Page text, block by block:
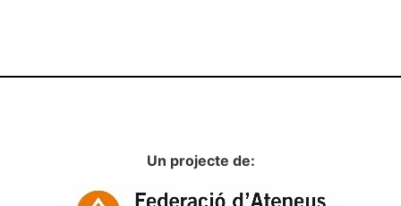
Un projecte de: